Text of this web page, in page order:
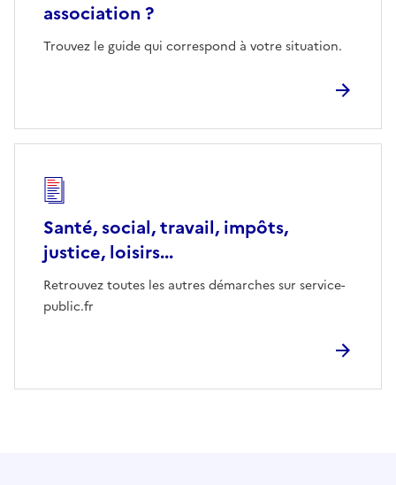
association ?
Trouvez le guide qui correspond à votre situation.
Santé, social, travail, impôts,
justice, loisirs...
Retrouvez toutes les autres démarches sur service-
public.fr